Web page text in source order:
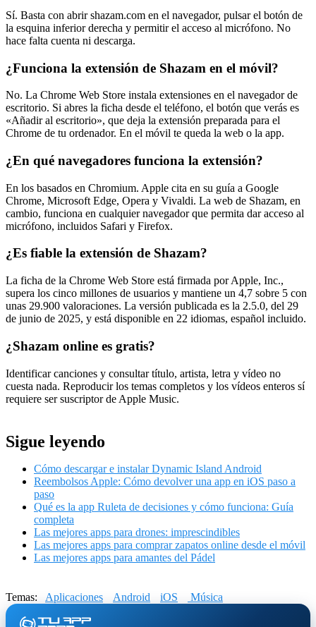
Sí. Basta con abrir shazam.com en el navegador, pulsar el botón de
la esquina inferior derecha y permitir el acceso al micrófono. No
hace falta cuenta ni descarga.
¿Funciona la extensión de Shazam en el móvil?
No. La Chrome Web Store instala extensiones en el navegador de
escritorio. Si abres la ficha desde el teléfono, el botón que verás es
«Añadir al escritorio», que deja la extensión preparada para el
Chrome de tu ordenador. En el móvil te queda la web o la app.
¿En qué navegadores funciona la extensión?
En los basados en Chromium. Apple cita en su guía a Google
Chrome, Microsoft Edge, Opera y Vivaldi. La web de Shazam, en
cambio, funciona en cualquier navegador que permita dar acceso al
micrófono, incluidos Safari y Firefox.
¿Es fiable la extensión de Shazam?
La ficha de la Chrome Web Store está firmada por Apple, Inc.,
supera los cinco millones de usuarios y mantiene un 4,7 sobre 5 con
unas 29.900 valoraciones. La versión publicada es la 2.5.0, del 29
de junio de 2025, y está disponible en 22 idiomas, español incluido.
¿Shazam online es gratis?
Identificar canciones y consultar título, artista, letra y vídeo no
cuesta nada. Reproducir los temas completos y los vídeos enteros sí
requiere ser suscriptor de Apple Music.
Sigue leyendo
Cómo descargar e instalar Dynamic Island Android
Reembolsos Apple: Cómo devolver una app en iOS paso a
paso
Qué es la app Ruleta de decisiones y cómo funciona: Guía
completa
Las mejores apps para drones: imprescindibles
Las mejores apps para comprar zapatos online desde el móvil
Las mejores apps para amantes del Pádel
Temas: Aplicaciones Android iOS Música